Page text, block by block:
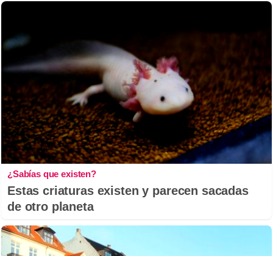
¿Sabías que existen?
Estas criaturas existen y parecen sacadas
de otro planeta